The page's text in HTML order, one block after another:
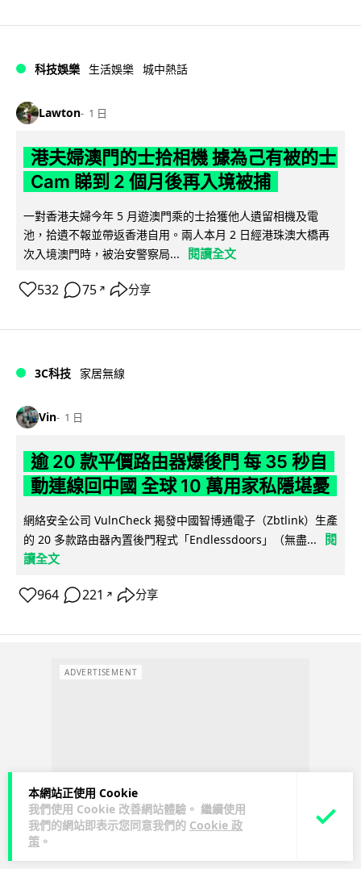
本網站正使用 Cookie
我們使用 Cookie 改善網站體驗。 繼續使用
我們的網站即表示您同意我們的 Cookie 政
策 。
科技娛樂 生活娛樂 城中熱話
Lawton 1 日
港夫婦澳門的士拾相機 據為己有被的士
Cam 睇到 2 個月後再入境被捕
一對香港夫婦今年 5 月遊澳門乘的士拾獲他人遺留相機及電
池，拾遺不報並帶返香港自用。兩人本月 2 日經港珠澳大橋再
次入境澳門時，被治安警察局...
閱讀全文
532 75 ↗ 分享
3C科技 家居無線
Vin 1 日
逾 20 款平價路由器爆後門 每 35 秒自
動連線回中國 全球 10 萬用家私隱堪憂
網絡安全公司 VulnCheck 揭發中國智博通電子（Zbtlink）生產
的 20 多款路由器內置後門程式「Endlessdoors」（無盡...
閱
讀全文
964 221 ↗ 分享
ADVERTISEMENT